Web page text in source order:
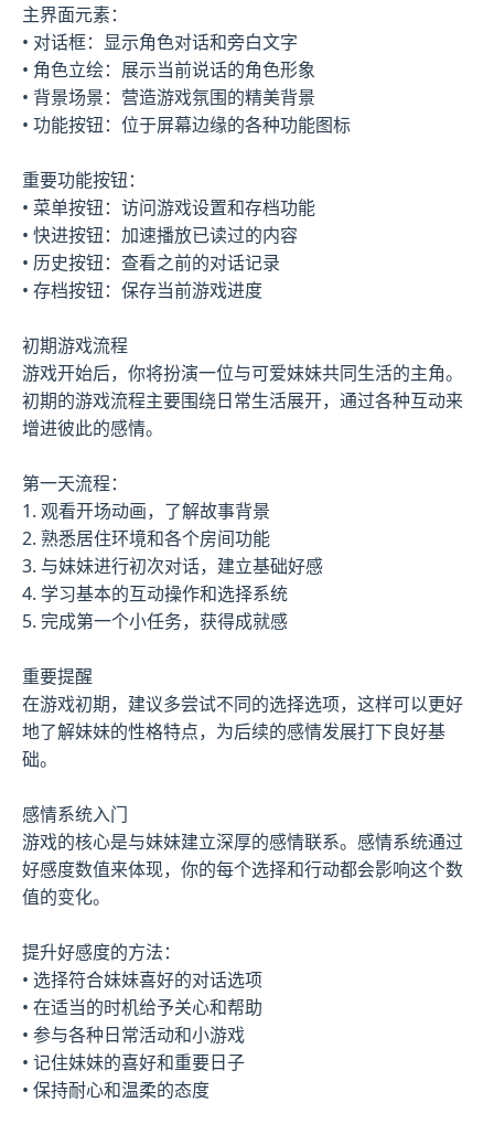
主界面元素：
• 对话框：显示角色对话和旁白文字
• 角色立绘：展示当前说话的角色形象
• 背景场景：营造游戏氛围的精美背景
• 功能按钮：位于屏幕边缘的各种功能图标
重要功能按钮：
• 菜单按钮：访问游戏设置和存档功能
• 快进按钮：加速播放已读过的内容
• 历史按钮：查看之前的对话记录
• 存档按钮：保存当前游戏进度
初期游戏流程
游戏开始后，你将扮演一位与可爱妹妹共同生活的主角。
初期的游戏流程主要围绕日常生活展开，通过各种互动来
增进彼此的感情。
第一天流程：
1. 观看开场动画，了解故事背景
2. 熟悉居住环境和各个房间功能
3. 与妹妹进行初次对话，建立基础好感
4. 学习基本的互动操作和选择系统
5. 完成第一个小任务，获得成就感
重要提醒
在游戏初期，建议多尝试不同的选择选项，这样可以更好
地了解妹妹的性格特点，为后续的感情发展打下良好基
础。
感情系统入门
游戏的核心是与妹妹建立深厚的感情联系。感情系统通过
好感度数值来体现，你的每个选择和行动都会影响这个数
值的变化。
提升好感度的方法：
• 选择符合妹妹喜好的对话选项
• 在适当的时机给予关心和帮助
• 参与各种日常活动和小游戏
• 记住妹妹的喜好和重要日子
• 保持耐心和温柔的态度